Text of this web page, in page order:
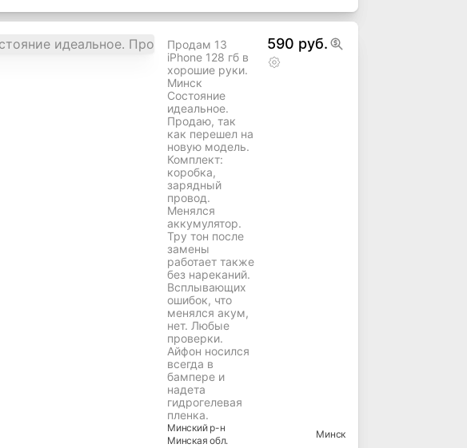
Продам 13
iPhone 128 гб в
хорошие руки.
Минск
Состояние
идеальное.
Продаю, так
как перешел на
новую модель.
Комплект:
коробка,
зарядный
провод.
Менялся
аккумулятор.
Тру тон после
замены
работает также
без нареканий.
Всплывающих
ошибок, что
менялся акум,
нет. Любые
проверки.
Айфон носился
всегда в
бампере и
надета
гидрогелевая
пленка.
590 руб.
Минскийр-н
Минская обл.
Минск